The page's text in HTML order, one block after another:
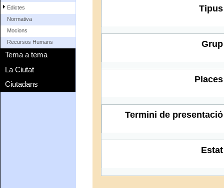
Edictes
Normativa
Mocions
Recursos Humans
Tema a tema
La Ciutat
Ciutadans
Tipus
Grup
Places
Termini de presentació
Estat